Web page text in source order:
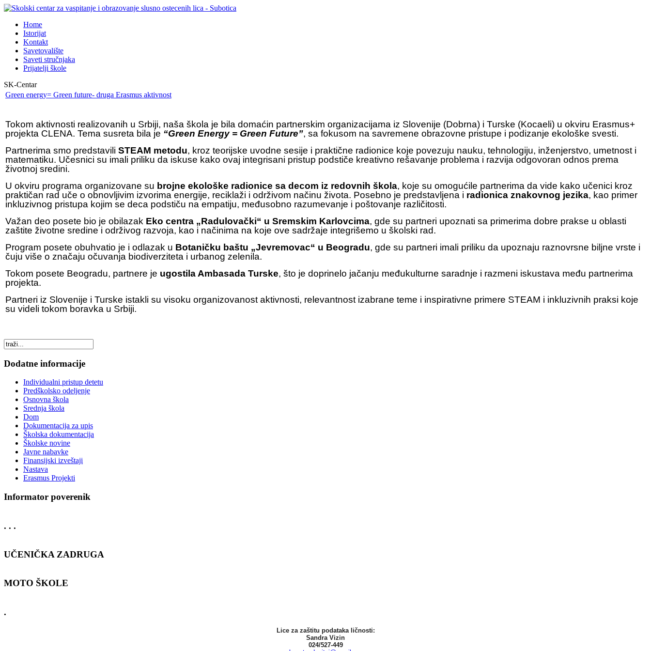
Home
Istorijat
Kontakt
Savetovalište
Saveti stručnjaka
Prijatelji škole
SK-Centar
Green energy= Green future- druga Erasmus aktivnost
Tokom aktivnosti realizovanih u Srbiji, naša škola je bila domaćin partnerskim organizacijama iz Slovenije (Dobrna) i Turske (Kocaeli) u okviru Erasmus+
projekta CLENA. Tema susreta bila je “Green Energy = Green Future”, sa fokusom na savremene obrazovne pristupe i podizanje ekološke svesti.
Partnerima smo predstavili STEAM metodu, kroz teorijske uvodne sesije i praktične radionice koje povezuju nauku, tehnologiju, inženjerstvo, umetnost i
matematiku. Učesnici su imali priliku da iskuse kako ovaj integrisani pristup podstiče kreativno rešavanje problema i razvija odgovoran odnos prema
životnoj sredini.
U okviru programa organizovane su brojne ekološke radionice sa decom iz redovnih škola, koje su omogućile partnerima da vide kako učenici kroz
praktičan rad uče o obnovljivim izvorima energije, reciklaži i održivom načinu života. Posebno je predstavljena i radionica znakovnog jezika, kao primer
inkluzivnog pristupa kojim se deca podstiču na empatiju, međusobno razumevanje i poštovanje različitosti.
Važan deo posete bio je obilazak Eko centra „Radulovački“ u Sremskim Karlovcima, gde su partneri upoznati sa primerima dobre prakse u oblasti
zaštite životne sredine i održivog razvoja, kao i načinima na koje ove sadržaje integrišemo u školski rad.
Program posete obuhvatio je i odlazak u Botaničku baštu „Jevremovac“ u Beogradu, gde su partneri imali priliku da upoznaju raznovrsne biljne vrste i
čuju više o značaju očuvanja biodiverziteta i urbanog zelenila.
Tokom posete Beogradu, partnere je ugostila Ambasada Turske, što je doprinelo jačanju međukulturne saradnje i razmeni iskustava među partnerima
projekta.
Partneri iz Slovenije i Turske istakli su visoku organizovanost aktivnosti, relevantnost izabrane teme i inspirativne primere STEAM i inkluzivnih praksi koje
su videli tokom boravka u Srbiji.
Dodatne informacije
Individualni pristup detetu
Predškolsko odeljenje
Osnovna škola
Srednja škola
Dom
Dokumentacija za upis
Školska dokumentacija
Školske novine
Javne nabavke
Finansijski izveštaji
Nastava
Erasmus Projekti
Informator poverenik
. . .
UČENIČKA ZADRUGA
MOTO ŠKOLE
.
Lice za zaštitu podataka ličnosti:
Sandra Vizin
024/527-449